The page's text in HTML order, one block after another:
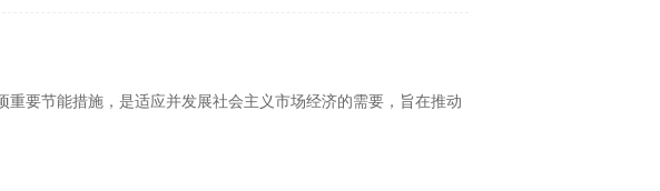
要节能措施，是适应并发展社会主义市场经济的需要，旨在推动